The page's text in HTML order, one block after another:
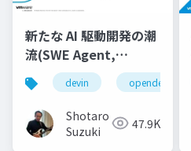
新たな AI 駆動開発の潮
流(SWE Agent,
AutoDev,Devin,
GitHub Copilot
Workspace等)
devin opendevin
Shotaro
Suzuki
47.9K